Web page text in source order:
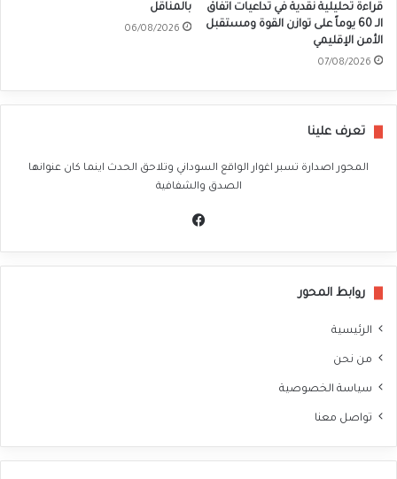
قراءة تحليلية نقدية في تداعيات اتفاق
الـ 60 يوماً على توازن القوة ومستقبل
الأمن الإقليمي
07/08/2026
بالمناقل
06/08/2026
تعرف علينا
المحور اصدارة تسبر اغوار الواقع السوداني وتلاحق الحدث اينما كان عنوانها
الصدق والشفافية
روابط المحور
الرئيسية
من نحن
سياسة الخصوصية
تواصل معنا